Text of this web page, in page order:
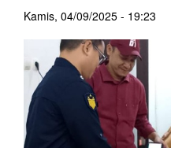
Kamis, 04/09/2025 - 19:23